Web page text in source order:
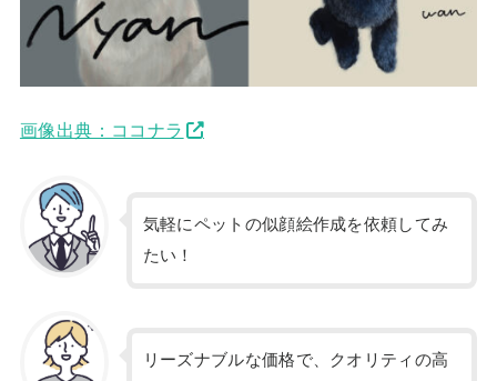
画像出典：ココナラ
気軽にペットの似顔絵作成を依頼してみ
たい！
リーズナブルな価格で、クオリティの高